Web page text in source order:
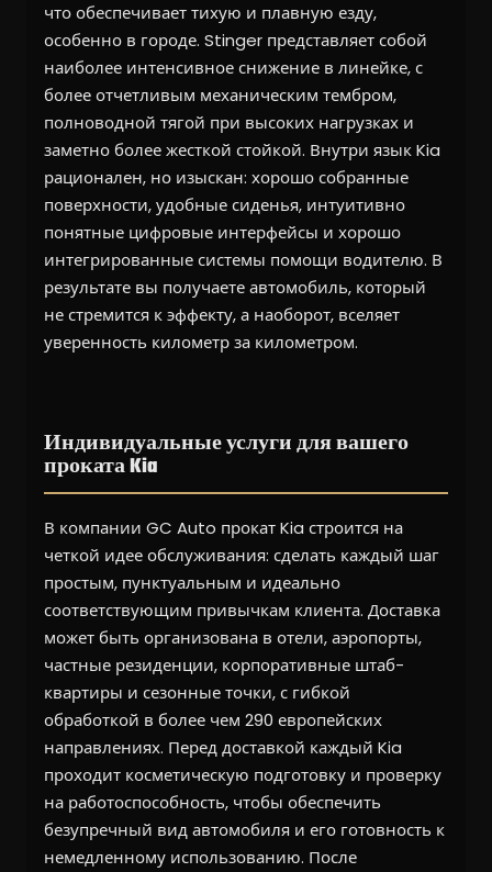
что обеспечивает тихую и плавную езду,
особенно в городе. Stinger представляет собой
наиболее интенсивное снижение в линейке, с
более отчетливым механическим тембром,
полноводной тягой при высоких нагрузках и
заметно более жесткой стойкой. Внутри язык Kia
рационален, но изыскан: хорошо собранные
поверхности, удобные сиденья, интуитивно
понятные цифровые интерфейсы и хорошо
интегрированные системы помощи водителю. В
результате вы получаете автомобиль, который
не стремится к эффекту, а наоборот, вселяет
уверенность километр за километром.
Индивидуальные услуги для вашего
проката Kia
В компании GC Auto прокат Kia строится на
четкой идее обслуживания: сделать каждый шаг
простым, пунктуальным и идеально
соответствующим привычкам клиента. Доставка
может быть организована в отели, аэропорты,
частные резиденции, корпоративные штаб-
квартиры и сезонные точки, с гибкой
обработкой в более чем 290 европейских
направлениях. Перед доставкой каждый Kia
проходит косметическую подготовку и проверку
на работоспособность, чтобы обеспечить
безупречный вид автомобиля и его готовность к
немедленному использованию. После